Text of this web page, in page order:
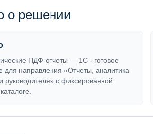
о решении
ПДФ-отчеты — 1С - готовое
для направления «Отчеты, аналитика
руководителя» с фиксированной